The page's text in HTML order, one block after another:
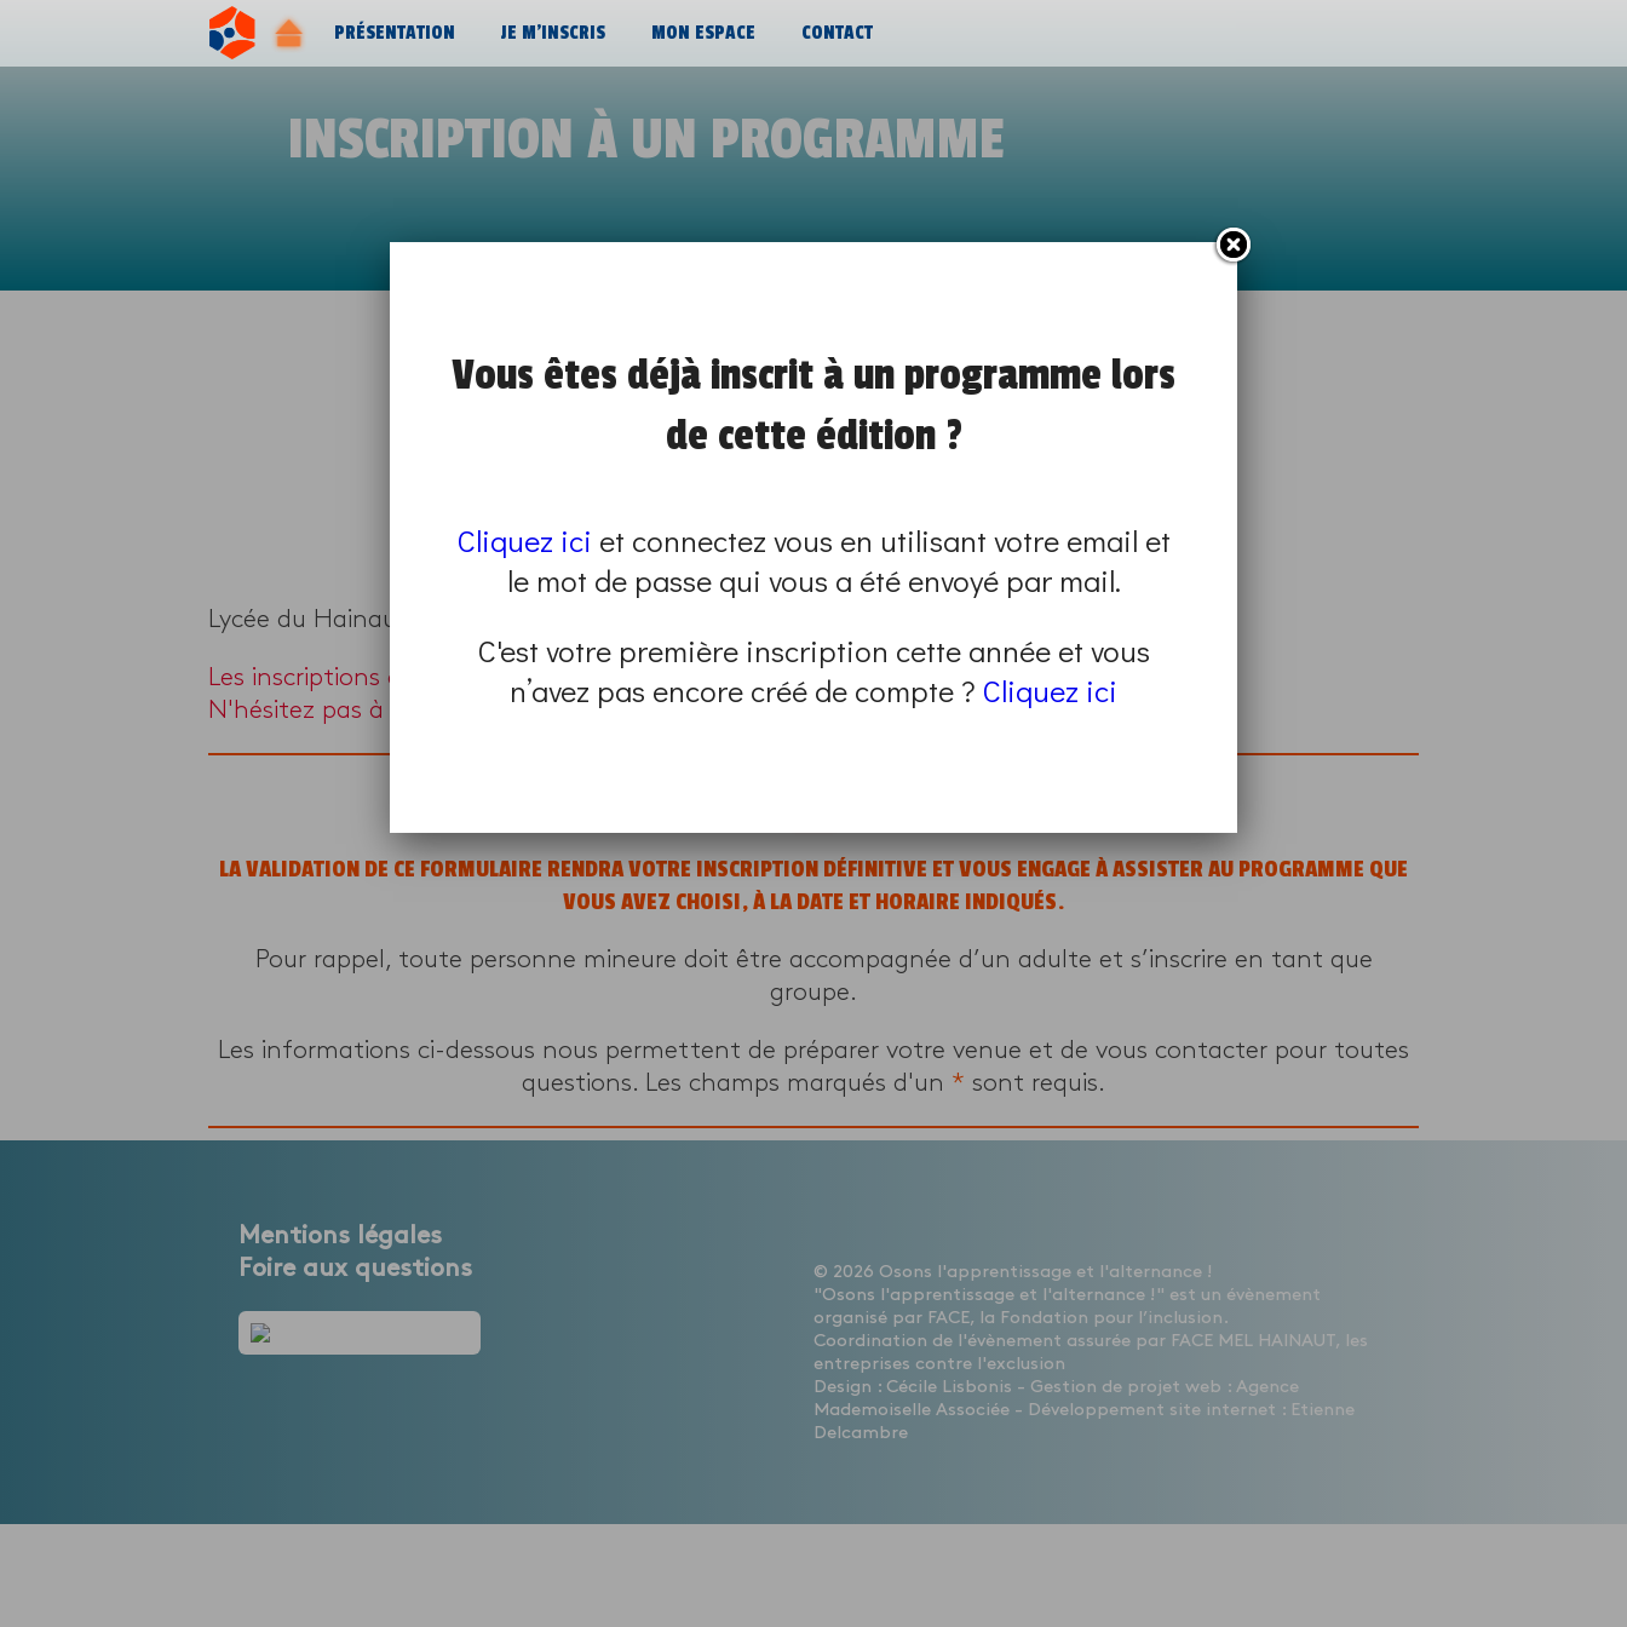
PRÉSENTATION JE M’INSCRIS MON ESPACE CONTACT
INSCRIPTION À UN PROGRAMME
PORTES OUVERTES
de 14h00 à 18h00
PORTES OUVERTES EN ÉCOLE
Lycée du Hainaut, 1 avenue Villars, 59300 Valenciennes
Les inscriptions à ce programme sont closes.
N'hésitez pas à en chercher un autre en renseignant vos critères sur
cette page
LA VALIDATION DE CE FORMULAIRE RENDRA VOTRE INSCRIPTION DÉFINITIVE ET VOUS ENGAGE À ASSISTER AU PROGRAMME QUE
VOUS AVEZ CHOISI, À LA DATE ET HORAIRE INDIQUÉS.
Pour rappel, toute personne mineure doit être accompagnée d’un adulte et s’inscrire en tant que
groupe.
Les informations ci-dessous nous permettent de préparer votre venue et de vous contacter pour toutes
questions. Les champs marqués d'un * sont requis.
Vous êtes déjà inscrit à un programme lors
de cette édition ?
Cliquez ici et connectez vous en utilisant votre email et
le mot de passe qui vous a été envoyé par mail.
C'est votre première inscription cette année et vous
n’avez pas encore créé de compte ? Cliquez ici
Mentions légales
Foire aux questions
© 2026 Osons l'apprentissage et l'alternance !
"Osons l'apprentissage et l'alternance !" est un évènement
organisé par FACE, la Fondation pour l’inclusion.
Coordination de l'évènement assurée par FACE MEL HAINAUT, les
entreprises contre l'exclusion
Design : Cécile Lisbonis - Gestion de projet web : Agence
Mademoiselle Associée - Développement site internet : Etienne
Delcambre